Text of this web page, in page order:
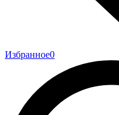
Избранное0